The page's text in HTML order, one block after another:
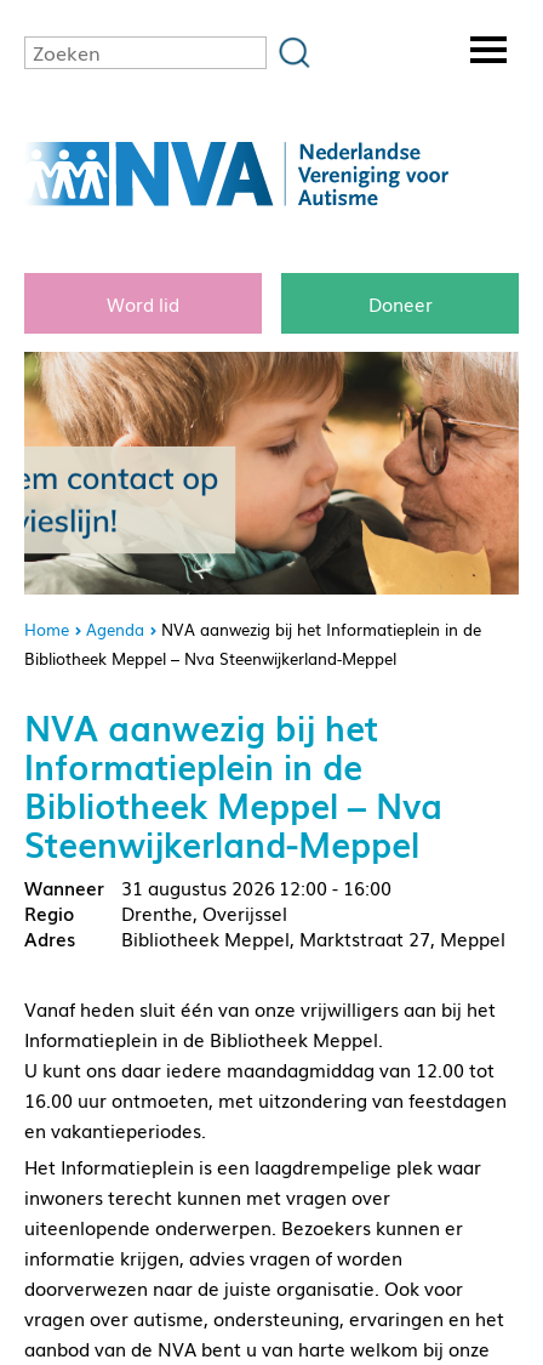
Word lid Doneer
Home Agenda
NVA aanwezig bij het Informatieplein in de
Bibliotheek Meppel – Nva Steenwijkerland-Meppel
NVA aanwezig bij het
Informatieplein in de
Bibliotheek Meppel – Nva
Steenwijkerland-Meppel
31 augustus 2026 12:00 - 16:00
Drenthe, Overijssel
Bibliotheek Meppel, Marktstraat 27, Meppel
Vanaf heden sluit één van onze vrijwilligers aan bij het
Informatieplein in de Bibliotheek Meppel.
U kunt ons daar iedere maandagmiddag van 12.00 tot
16.00 uur ontmoeten, met uitzondering van feestdagen
en vakantieperiodes.
Het Informatieplein is een laagdrempelige plek waar
inwoners terecht kunnen met vragen over
uiteenlopende onderwerpen. Bezoekers kunnen er
informatie krijgen, advies vragen of worden
doorverwezen naar de juiste organisatie. Ook voor
vragen over autisme, ondersteuning, ervaringen en het
aanbod van de NVA bent u van harte welkom bij onze